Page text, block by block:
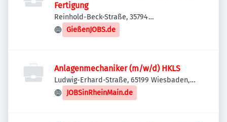
Fertigung
Reinhold-Beck-Straße, 35794
Mengerskirchen-Waldernbach, Deutschland
GießenJOBS.de
Anlagenmechaniker (m/w/d) HKLS
Ludwig-Erhard-Straße, 65199 Wiesbaden,
Deutschland
JOBSinRheinMain.de